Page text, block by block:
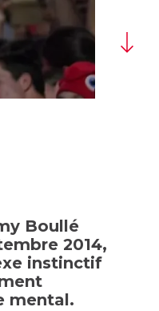
Boullé
2014,
instinctif
mental.